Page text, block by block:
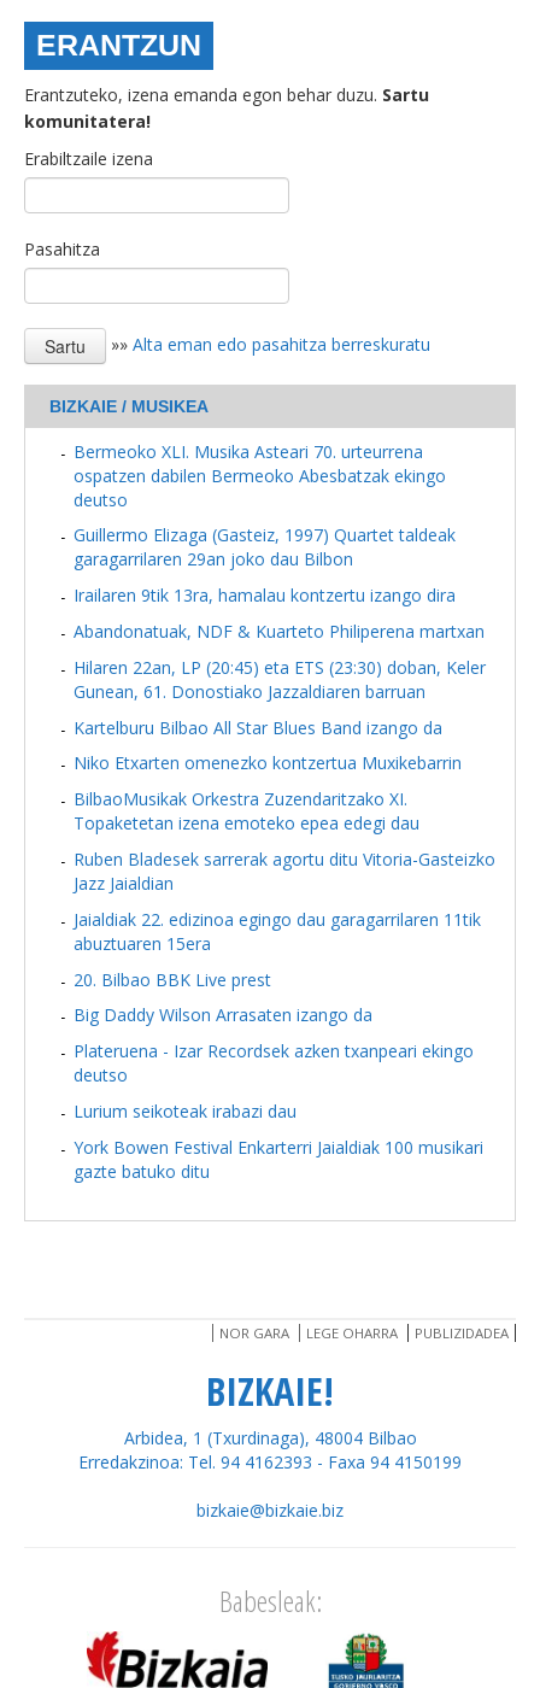
ERANTZUN
Erantzuteko, izena emanda egon behar duzu. Sartu
komunitatera!
Erabiltzaile izena
Pasahitza
»» Alta eman edo pasahitza berreskuratu
BIZKAIE / MUSIKEA
Bermeoko XLI. Musika Asteari 70. urteurrena
ospatzen dabilen Bermeoko Abesbatzak ekingo
deutso
Guillermo Elizaga (Gasteiz, 1997) Quartet taldeak
garagarrilaren 29an joko dau Bilbon
Irailaren 9tik 13ra, hamalau kontzertu izango dira
Abandonatuak, NDF & Kuarteto Philiperena martxan
Hilaren 22an, LP (20:45) eta ETS (23:30) doban, Keler
Gunean, 61. Donostiako Jazzaldiaren barruan
Kartelburu Bilbao All Star Blues Band izango da
Niko Etxarten omenezko kontzertua Muxikebarrin
BilbaoMusikak Orkestra Zuzendaritzako XI.
Topaketetan izena emoteko epea edegi dau
Ruben Bladesek sarrerak agortu ditu Vitoria-Gasteizko
Jazz Jaialdian
Jaialdiak 22. edizinoa egingo dau garagarrilaren 11tik
abuztuaren 15era
20. Bilbao BBK Live prest
Big Daddy Wilson Arrasaten izango da
Plateruena - Izar Recordsek azken txanpeari ekingo
deutso
Lurium seikoteak irabazi dau
York Bowen Festival Enkarterri Jaialdiak 100 musikari
gazte batuko ditu
NOR GARA LEGE OHARRA PUBLIZIDADEA
BIZKAIE!
Arbidea, 1 (Txurdinaga), 48004 Bilbao
Erredakzinoa: Tel. 94 4162393 - Faxa 94 4150199
bizkaie@bizkaie.biz
Babesleak: